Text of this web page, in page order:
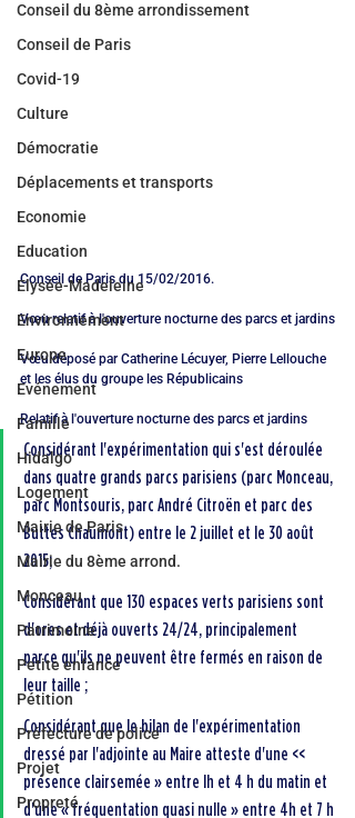
Conseil du 8ème arrondissement
Conseil de Paris
Covid-19
Culture
Démocratie
Déplacements et transports
Economie
Education
Elysée-Madeleine
Environnement
Europe
Evénement
Famille
Hidalgo
Logement
Mairie de Paris
Mairie du 8ème arrond.
Monceau
Patrimoine
Petite enfance
Pétition
Préfecture de police
Projet
Propreté
Conseil de Paris du 15/02/2016.
Vœu relatif à l'ouverture nocturne des parcs et jardins
Vœu déposé par Catherine Lécuyer, Pierre Lellouche
et les élus du groupe les Républicains
Relatif à l'ouverture nocturne des parcs et jardins
Considérant l'expérimentation qui s'est déroulée
dans quatre grands parcs parisiens (parc Monceau,
parc Montsouris, parc André Citroën et parc des
Buttes Chaumont) entre le 2 juillet et le 30 août
2015;
Considérant que 130 espaces verts parisiens sont
d'ores et déjà ouverts 24/24, principalement
parce qu'ils ne peuvent être fermés en raison de
leur taille ;
Considérant que le bilan de l'expérimentation
dressé par l'adjointe au Maire atteste d'une <<
présence clairsemée » entre lh et 4 h du matin et
d'une « fréquentation quasi nulle » entre 4h et 7 h